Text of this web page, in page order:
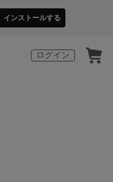
インストールする
ログイン